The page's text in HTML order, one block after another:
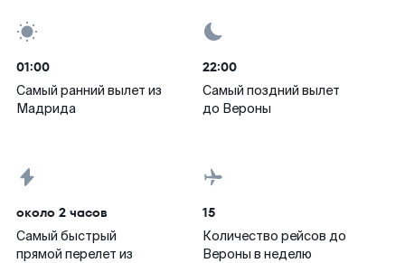
01:00
Самый ранний вылет из
Мадрида
22:00
Самый поздний вылет
до Вероны
около 2 часов
Самый быстрый
прямой перелет из
15
Количество рейсов до
Вероны в неделю